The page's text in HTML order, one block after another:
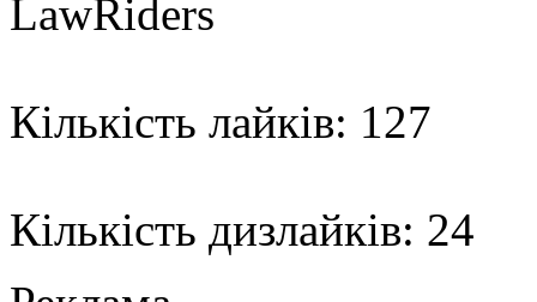
LawRiders
Кількість лайків: 127
Кількість дизлайків: 24